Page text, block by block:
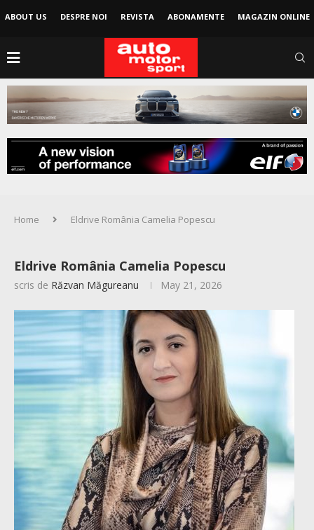
ABOUT US DESPRE NOI REVISTA ABONAMENTE MAGAZIN ONLINE
Home Eldrive România Camelia Popescu
Eldrive România Camelia Popescu
scris de Răzvan Măgureanu May 21, 2026